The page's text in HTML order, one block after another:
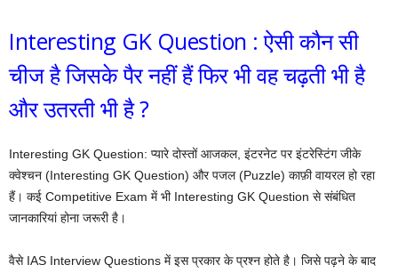
Interesting GK Question : ऐसी कौन सी
चीज है जिसके पैर नहीं हैं फिर भी वह चढ़ती भी है
और उतरती भी है ?
Interesting GK Question: प्यारे दोस्तों आजकल, इंटरनेट पर इंटरेस्टिंग जीके
क्‍वेश्‍चन (Interesting GK Question) और पजल (Puzzle) काफ़ी वायरल हो रहा
हैं। कई Competitive Exam में भी Interesting GK Question से संबंधित
जानकारियां होना जरूरी है।
वैसे IAS Interview Questions में इस प्रकार के प्रश्न होते है। जिसे पढ़ने के बाद